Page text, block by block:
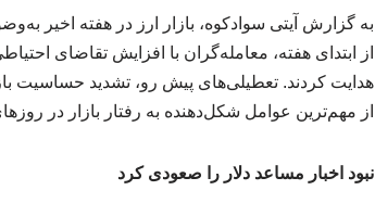
به گزارش آیتی سوادکوه، بازار ارز در هفته اخیر
از ابتدای هفته، معامله‌گران با افزایش تقاضای
هدایت کردند. تعطیلی‌های پیش رو، تشدید حساسیت
از مهم‌ترین عوامل شکل‌دهنده به رفتار بازار در
نبود اخبار مساعد دلار را صعودی کرد